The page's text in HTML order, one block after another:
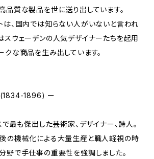
品質な製品を世に送り出しています。
は、国内では知らない人がいないと言われ
スウェーデンの人気デザイナーたちを起用
クな商品を生み出しています。
1896) ー
最も傑出した芸術家、デザイナー、詩人。
の機械化による大量生産と職人軽視の時
野で手仕事の重要性を強調しました。